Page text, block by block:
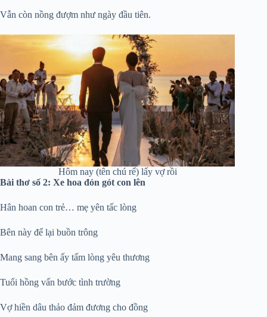
Vẫn còn nồng đượm như ngày đầu tiên.
Hôm nay (tên chú rể) lấy vợ rồi
Bài thơ số 2: Xe hoa đón gót con lên
Hân hoan con trẻ… mẹ yên tấc lòng
Bên này để lại buồn trông
Mang sang bên ấy tấm lòng yêu thương
Tuổi hồng vấn bước tình trường
Vợ hiền dâu thảo đảm đương cho đồng